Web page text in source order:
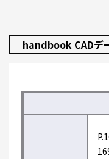
handbook CADデ